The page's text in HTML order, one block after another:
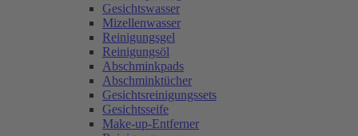
Gesichtswasser
Mizellenwasser
Reinigungsgel
Reinigungsöl
Abschminkpads
Abschminktücher
Gesichtsreinigungssets
Gesichtsseife
Make-up-Entferner